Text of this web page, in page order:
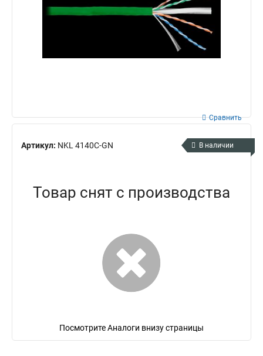
Артикул: NKL 4140C-GN
Сравнить
В наличии
Товар снят с производства
Посмотрите Аналоги внизу страницы